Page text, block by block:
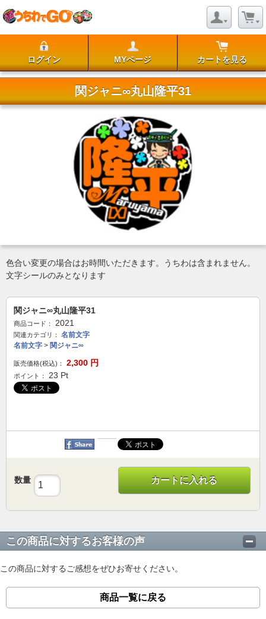
ログイン MYページ カートを見る
関ジャニ∞丸山隆平31
色合い変更の場合はお時間いただきます。うちわは含まれません。
文字シールのみとなります
関ジャニ∞丸山隆平31
商品コード： 2021
関連カテゴリ：
名前文字
名前文字 > 関ジャニ∞
販売価格(税込)： 2,300 円
ポイント： 23 Pt
数量 カートに入れる
この商品に対するお客様の声
この商品に対するご感想をぜひお寄せください。
商品一覧に戻る